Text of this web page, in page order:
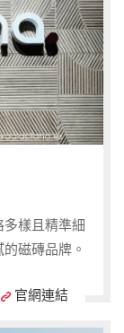
樣且精準細
的磁磚品牌。
官網連結